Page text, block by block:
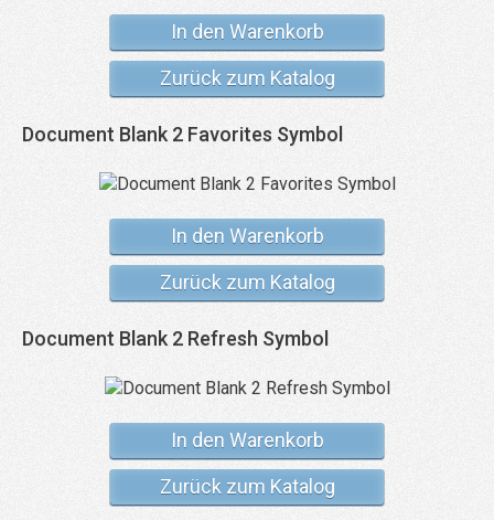
In den Warenkorb
Zurück zum Katalog
Document Blank 2 Favorites Symbol
In den Warenkorb
Zurück zum Katalog
Document Blank 2 Refresh Symbol
In den Warenkorb
Zurück zum Katalog